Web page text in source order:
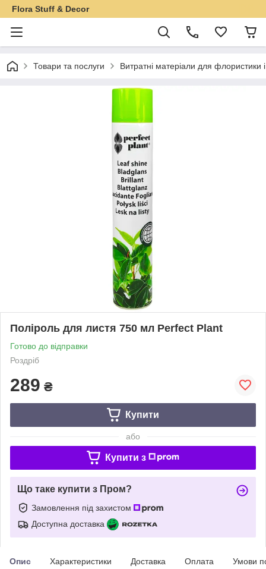
Flora Stuff & Decor
Товари та послуги Витратні матеріали для флористики
Поліроль для листя 750 мл Perfect Plant
Готово до відправки
Роздріб
289 ₴
Купити
або
Купити з
Що таке купити з Пром?
Замовлення під захистом
Доступна доставка
Опис Характеристики Доставка Оплата Умови